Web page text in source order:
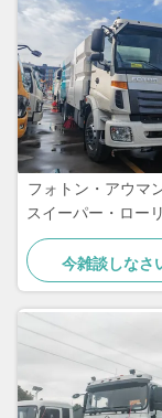
フォトン・アウマ
スイーパー・ロー
キューム式路
今雑談しなさ